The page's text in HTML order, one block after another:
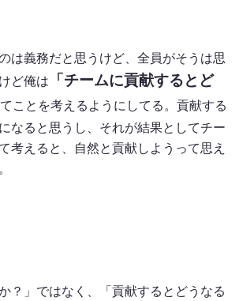
は義務だと思うけど、全員がそうは思
ど俺は 「チームに貢献するとど
ことを考えるようにしてる。貢献する
なると思うし、それが結果としてチー
考えると、自然と貢献しようって思え
？」ではなく、「貢献するとどうなる